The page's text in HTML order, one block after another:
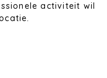
activiteit wil